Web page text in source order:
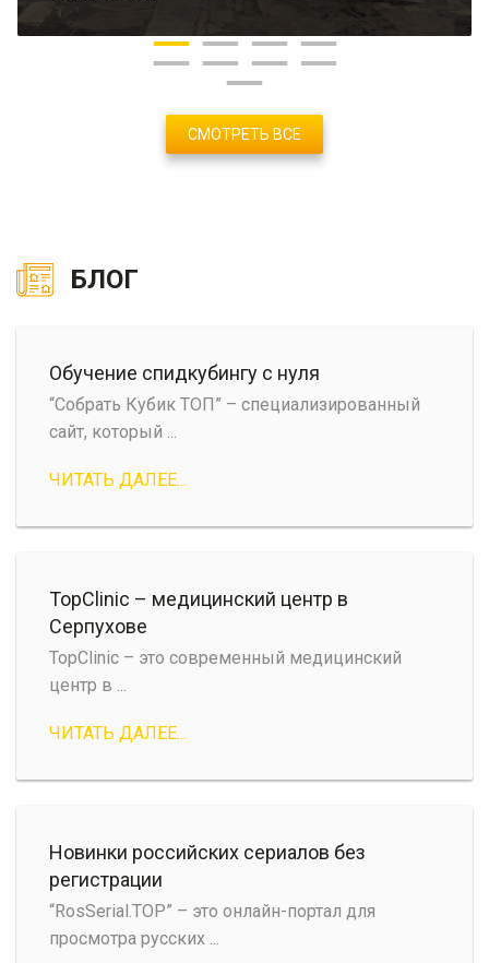
СМОТРЕТЬ ВСЕ
БЛОГ
Обучение спидкубингу с нуля
“Собрать Кубик ТОП” – специализированный
сайт, который ...
ЧИТАТЬ ДАЛЕЕ...
TopClinic – медицинский центр в
Серпухове
TopClinic – это современный медицинский
центр в ...
ЧИТАТЬ ДАЛЕЕ...
Новинки российских сериалов без
регистрации
“RosSerial.TOP” – это онлайн-портал для
просмотра русских ...